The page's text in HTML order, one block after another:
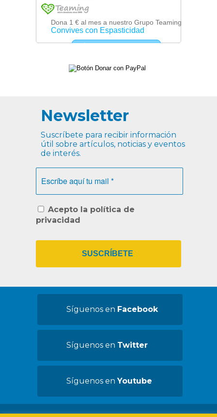
Newsletter
Suscríbete para recibir información
útil sobre artículos, noticias y eventos
de interés.
aquí
Acepto la política de
privacidad
Síguenos en Facebook
Síguenos en Twitter
Síguenos enYoutube